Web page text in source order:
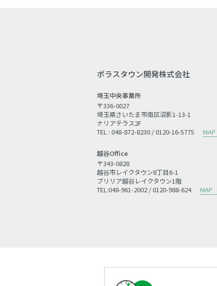
ポラスタウン開発株式会社
埼玉中央事業所
〒336-0027
埼玉県さいたま市南区沼影1-13-1
ナリアテラス2F
TEL : 048-872-8230 / 0120-16-5775
MAP
越谷Office
〒343-0828
越谷市レイクタウン8丁目6-1
ブリリア越谷レイクタウン1階
TEL:048-961-2002 / 0120-988-624
MAP